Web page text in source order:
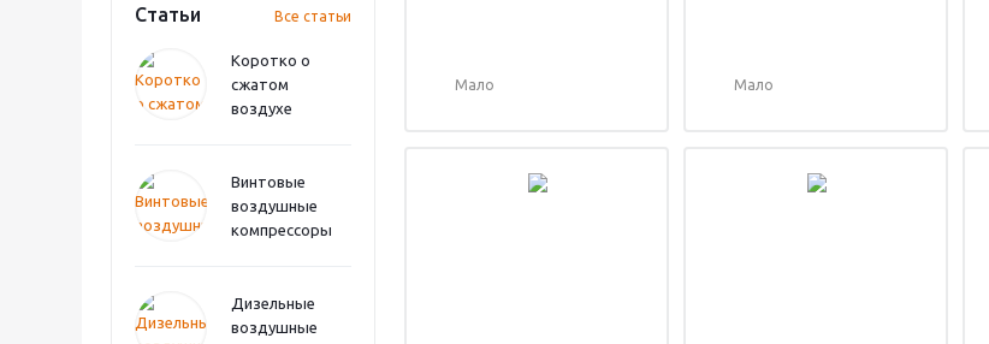
Статьи Все статьи
Коротко о
сжатом
воздухе
Винтовые
воздушные
компрессоры
Дизельные
воздушные
Мало Мало